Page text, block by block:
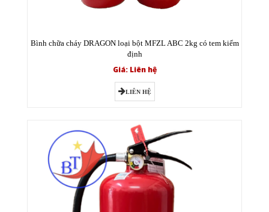
Bình chữa cháy DRAGON loại bột MFZL ABC 2kg có tem kiểm
định
Giá: Liên hệ
LIÊN HỆ